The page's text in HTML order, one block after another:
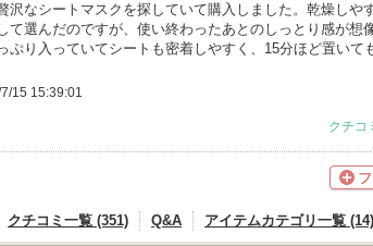
沢なシートマスクを探していて購入しました。乾燥しや
て選んだのですが、使い終わったあとのしっとり感が想
ぷり入っていてシートも密着しやすく、15分ほど置いて
15 15:39:01
クチコ
クチコミ一覧 (351) Q&A アイテムカテゴリ一覧 (14)